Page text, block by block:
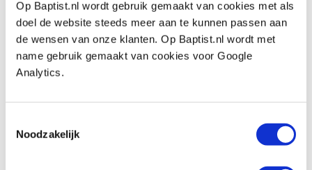
Op Baptist.nl wordt gebruik gemaakt van cookies met als
doel de website steeds meer aan te kunnen passen aan
de wensen van onze klanten. Op Baptist.nl wordt met
name gebruik gemaakt van cookies voor Google
Analytics.
Noodzakelijk
€ 6,07 excl. btw
Op voorraad
Vergelijken